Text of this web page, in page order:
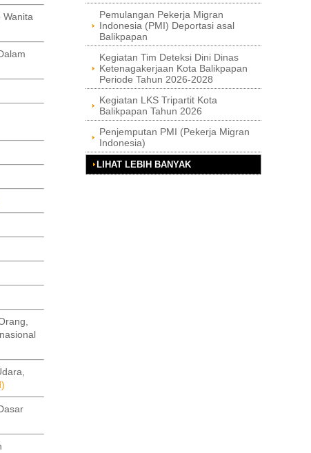
Pemulangan Pekerja Migran
Indonesia (PMI) Deportasi asal
Balikpapan
Kegiatan Tim Deteksi Dini Dinas
Ketenagakerjaan Kota Balikpapan
Periode Tahun 2026-2028
Kegiatan LKS Tripartit Kota
Balikpapan Tahun 2026
Penjemputan PMI (Pekerja Migran
Indonesia)
LIHAT LEBIH BANYAK